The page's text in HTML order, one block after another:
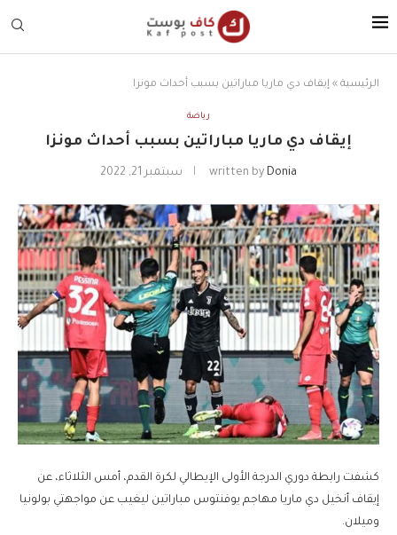
الرئيسية » إيقاف دي ماريا مباراتين بسبب أحداث مونزا
رياضة
إيقاف دي ماريا مباراتين بسبب أحداث مونزا
written by Donia سبتمبر 21, 2022
كشفت رابطة دوري الدرجة الأولى الإيطالي لكرة القدم، أمس الثلاثاء، عن
إيقاف أنخيل دي ماريا مهاجم يوفنتوس مباراتين ليغيب عن مواجهتي بولونيا
وميلان.